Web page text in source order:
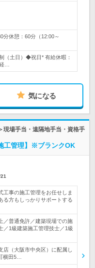
分休憩：60分（12:00～
（土日）◆祝日* 有給休暇：
…
気になる
現場手当・遠隔地手当・資格手
工管理】※ブランクOK
工事の施工管理をお任せしま
方もしっかりサポートする
／普通免許／建築現場での施
／1級建築施工管理技士／1級
店（大阪市中央区）に配属し
横田5…